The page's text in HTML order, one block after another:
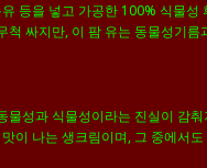
등을 넣고 가공한 100% 식물
척 싸지만, 이 팜 유는 동물성기
물성과 식물성이라는 진실이 감
이 나는 생크림이며, 그 중에서